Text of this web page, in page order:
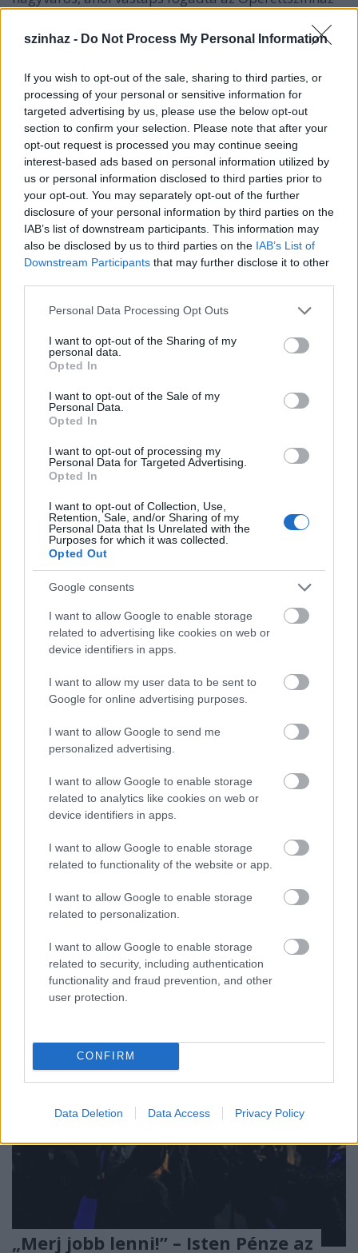
szinhaz - Do Not Process My Personal Information
If you wish to opt-out of the sale, sharing to third parties, or
processing of your personal or sensitive information for
targeted advertising by us, please use the below opt-out
section to confirm your selection. Please note that after your
opt-out request is processed you may continue seeing
interest-based ads based on personal information utilized by
us or personal information disclosed to third parties prior to
your opt-out. You may separately opt-out of the further
disclosure of your personal information by third parties on the
IAB’s list of downstream participants. This information may
also be disclosed by us to third parties on the IAB’s List of
Downstream Participants that may further disclose it to other
Please note that this website/app uses one or more Google
not limited to your visit or usage behaviour. You may click to
grant or deny consent to Google and its third-party tags to
use your data for below specified purposes in below Google
consent section.
Personal Data Processing Opt Outs
I want to opt-out of the Sharing of my
personal data.
Opted In
I want to opt-out of the Sale of my
Personal Data.
Opted In
I want to opt-out of processing my
Personal Data for Targeted Advertising.
Opted In
I want to opt-out of Collection, Use,
Retention, Sale, and/or Sharing of my
Personal Data that Is Unrelated with the
Purposes for which it was collected.
Opted Out
Google consents
I want to allow Google to enable storage
related to advertising like cookies on web or
device identifiers in apps.
I want to allow my user data to be sent to
Google for online advertising purposes.
I want to allow Google to send me
personalized advertising.
I want to allow Google to enable storage
related to analytics like cookies on web or
device identifiers in apps.
I want to allow Google to enable storage
related to functionality of the website or app.
I want to allow Google to enable storage
related to personalization.
I want to allow Google to enable storage
related to security, including authentication
functionality and fraud prevention, and other
user protection.
CONFIRM
Data Deletion Data Access Privacy Policy
társulatát és Kero rendezését.
hangom van" - Interjú Földes
Tamással
szinhazhu•
Április 27. és május 4. között rendezi meg az Átrium
meghívást kapott a Budapesti Operettszínház
produkciója is. Az egykori vizsgaelőadás
rendezőjével Spilák Klára beszélgetett.
Parasztopera Fesztivál - Újra egy
színpadon a Pesti Broadway Stúdió
egykori növendékei
szinhazhu•2015. április 19.
Április 27. és május 4. között rendezik meg a
Parasztopera Fesztivált az Átrium Film-Színházban.
Április 30-án a közönség az Operettszínház egykori
növendékeinek vizsgaelőadását láthatja, Földes
Tamás rendezésében.
„Merj jobb lenni!” – Isten Pénze az